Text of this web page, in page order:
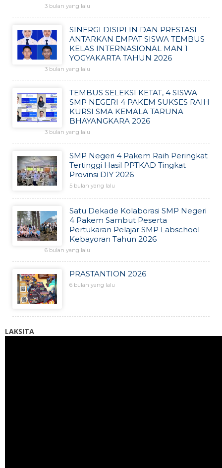
3 bulan yang lalu
SINERGI DISIPLIN DAN PRESTASI
ANTARKAN EMPAT SISWA TEMBUS
KELAS INTERNASIONAL MAN 1
YOGYAKARTA TAHUN 2026
3 bulan yang lalu
TEMBUS SELEKSI KETAT, 4 SISWA
SMP NEGERI 4 PAKEM SUKSES RAIH
KURSI SMA KEMALA TARUNA
BHAYANGKARA 2026
3 bulan yang lalu
SMP Negeri 4 Pakem Raih Peringkat
Tertinggi Hasil PPTKAD Tingkat
Provinsi DIY 2026
5 bulan yang lalu
Satu Dekade Kolaborasi SMP Negeri
4 Pakem Sambut Peserta
Pertukaran Pelajar SMP Labschool
Kebayoran Tahun 2026
6 bulan yang lalu
PRASTANTION 2026
6 bulan yang lalu
LAKSITA